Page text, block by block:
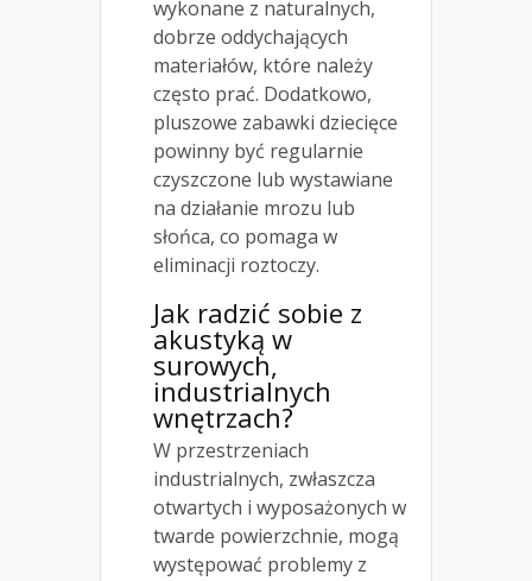
wykonane z naturalnych,
dobrze oddychających
materiałów, które należy
często prać. Dodatkowo,
pluszowe zabawki dziecięce
powinny być regularnie
czyszczone lub wystawiane
na działanie mrozu lub
słońca, co pomaga w
eliminacji roztoczy.
Jak radzić sobie z
akustyką w
surowych,
industrialnych
wnętrzach?
W przestrzeniach
industrialnych, zwłaszcza
otwartych i wyposażonych w
twarde powierzchnie, mogą
występować problemy z